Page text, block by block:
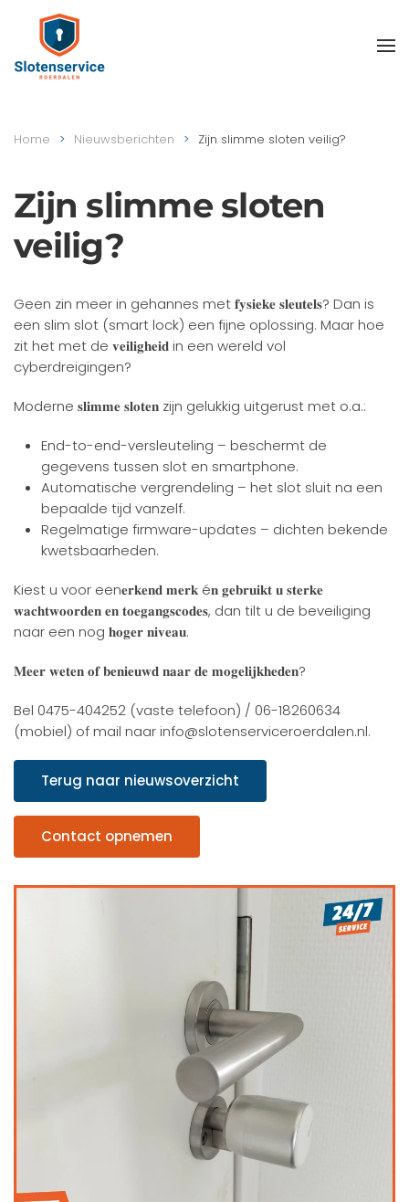
Skip
to
Home Nieuwsberichten Zijn slimme sloten veilig?
Zijn slimme sloten
veilig?
Geen zin meer in gehannes met 𝐟𝐲𝐬𝐢𝐞𝐤𝐞 𝐬𝐥𝐞𝐮𝐭𝐞𝐥𝐬? Dan is
een slim slot (smart lock) een fijne oplossing. Maar hoe
zit het met de 𝐯𝐞𝐢𝐥𝐢𝐠𝐡𝐞𝐢𝐝 in een wereld vol
cyberdreigingen?
Moderne 𝐬𝐥𝐢𝐦𝐦𝐞 𝐬𝐥𝐨𝐭𝐞𝐧 zijn gelukkig uitgerust met o.a.:
End-to-end-versleuteling – beschermt de
gegevens tussen slot en smartphone.
Automatische vergrendeling – het slot sluit na een
bepaalde tijd vanzelf.
Regelmatige firmware-updates – dichten bekende
kwetsbaarheden.
Kiest u voor een𝐞𝐫𝐤𝐞𝐧𝐝 𝐦𝐞𝐫𝐤 é𝐧 𝐠𝐞𝐛𝐫𝐮𝐢𝐤𝐭 𝐮 𝐬𝐭𝐞𝐫𝐤𝐞
𝐰𝐚𝐜𝐡𝐭𝐰𝐨𝐨𝐫𝐝𝐞𝐧 𝐞𝐧 𝐭𝐨𝐞𝐠𝐚𝐧𝐠𝐬𝐜𝐨𝐝𝐞𝐬, dan tilt u de beveiliging
naar een nog 𝐡𝐨𝐠𝐞𝐫 𝐧𝐢𝐯𝐞𝐚𝐮.
𝐌𝐞𝐞𝐫 𝐰𝐞𝐭𝐞𝐧 𝐨𝐟 𝐛𝐞𝐧𝐢𝐞𝐮𝐰𝐝 𝐧𝐚𝐚𝐫 𝐝𝐞 𝐦𝐨𝐠𝐞𝐥𝐢𝐣𝐤𝐡𝐞𝐝𝐞𝐧?
Bel 0475-404252 (vaste telefoon) / 06-18260634
(mobiel) of mail naar info@slotenserviceroerdalen.nl.
Terug naar nieuwsoverzicht
Contact opnemen